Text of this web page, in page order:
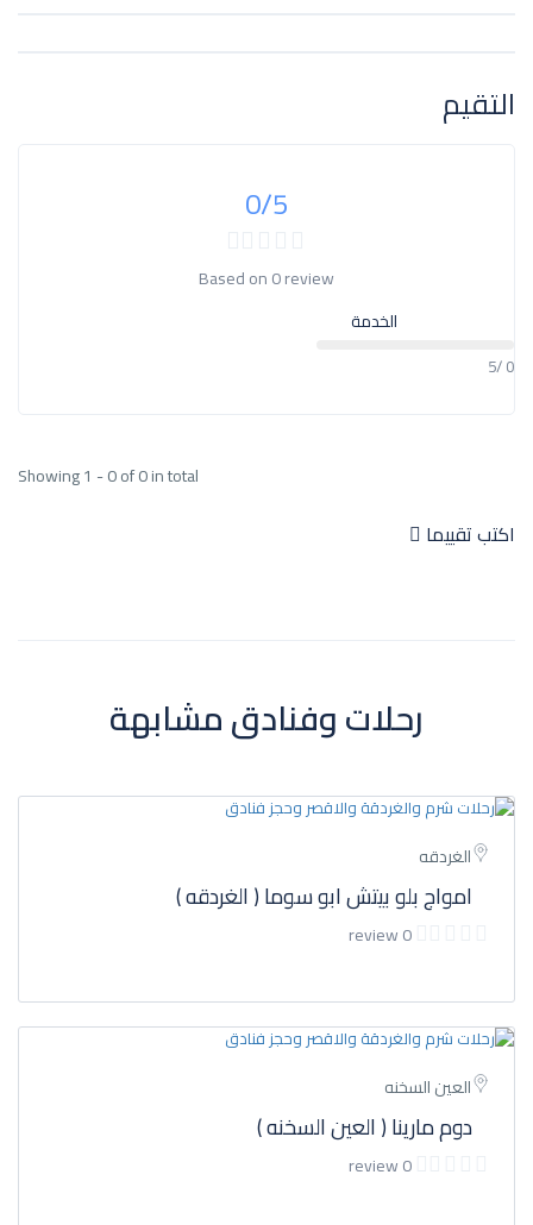
التقيم
0/5
Based on0 review
الخدمة
0 /5
Showing 1 - 0 of 0 in total
اكتب تقييما
رحلات وفنادق مشابهة
الغردقه
امواج بلو بيتش ابو سوما ( الغردقه )
0 review
العين السخنه
دوم مارينا ( العين السخنه )
0 review